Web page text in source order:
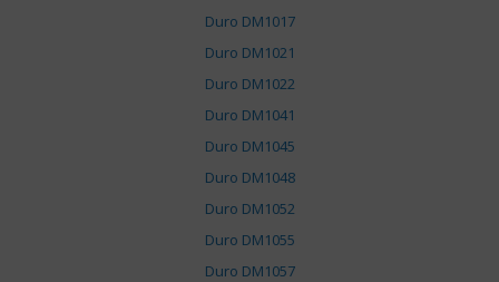
Duro DM1017
Duro DM1021
Duro DM1022
Duro DM1041
Duro DM1045
Duro DM1048
Duro DM1052
Duro DM1055
Duro DM1057